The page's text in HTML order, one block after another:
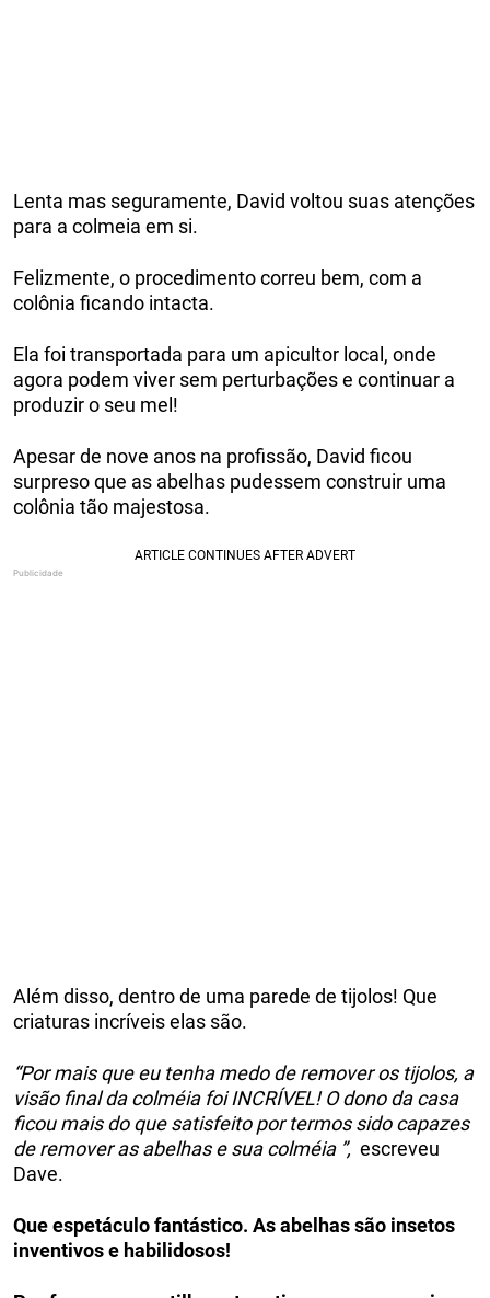
Lenta mas seguramente, David voltou suas atenções
para a colmeia em si.
Felizmente, o procedimento correu bem, com a
colônia ficando intacta.
Ela foi transportada para um apicultor local, onde
agora podem viver sem perturbações e continuar a
produzir o seu mel!
Apesar de nove anos na profissão, David ficou
surpreso que as abelhas pudessem construir uma
colônia tão majestosa.
Além disso, dentro de uma parede de tijolos! Que
criaturas incríveis elas são.
“Por mais que eu tenha medo de remover os tijolos, a
visão final da colméia foi INCRÍVEL! O dono da casa
ficou mais do que satisfeito por termos sido capazes
de remover as abelhas e sua colméia ”, escreveu
Dave.
Que espetáculo fantástico. As abelhas são insetos
inventivos e habilidosos!